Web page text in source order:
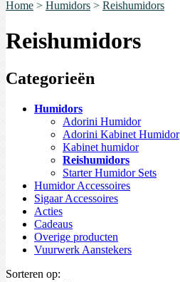
Home > Humidors > Reishumidors
Reishumidors
Categorieën
Humidors
Adorini Humidor
Adorini Kabinet Humidor
Kabinet humidor
Reishumidors
Starter Humidor Sets
Humidor Accessoires
Sigaar Accessoires
Acties
Cadeaus
Overige producten
Vuurwerk Aanstekers
Sorteren op: